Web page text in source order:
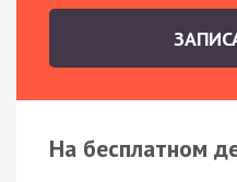
На бесплатном